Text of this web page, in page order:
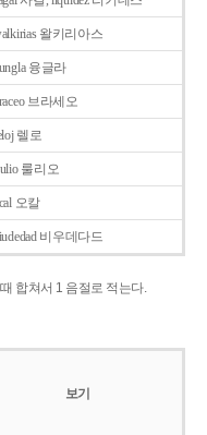
왈키리아스
융글라
브라세오
렐로
룰리오
오칼
비우데다드
합쳐서 1 음절로 적는다.
보기